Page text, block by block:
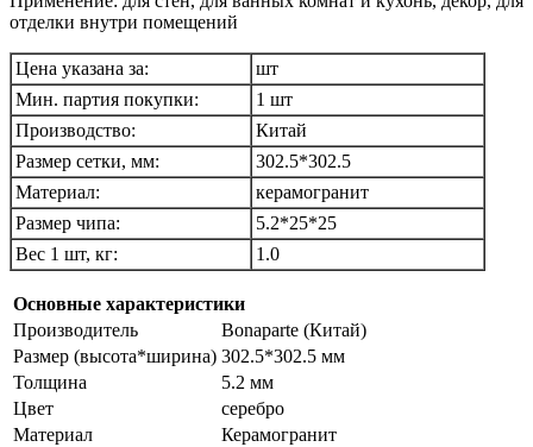
отделки внутри помещений
Цена указана за:
шт
Мин. партия покупки:
1 шт
Производство:
Китай
Размер сетки, мм:
302.5*302.5
Материал:
керамогранит
Размер чипа:
5.2*25*25
Вес 1 шт, кг:
1.0
Основные характеристики
Производитель
Bonaparte (Китай)
Размер (высота*ширина) 302.5*302.5 мм
Толщина
5.2 мм
Цвет
серебро
Материал
Керамогранит